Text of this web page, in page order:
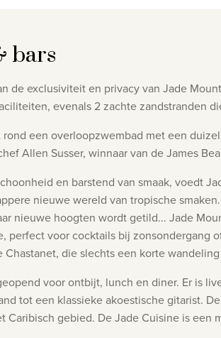
bars
de exclusiviteit en privacy van Jade
evenals 2 zachte zandstranden
een overloopzwembad met een
Allen Susser, winnaar van de James
en barstend van smaak, voedt
nieuwe wereld van tropische
nieuwe hoogten wordt getild... Jade
perfect voor cocktails bij
Chastanet, die slechts een korte
voor ontbijt, lunch en diner. Er is
tot een klassieke akoestische gitarist.
Caribisch gebied. De Jade Cuisine is